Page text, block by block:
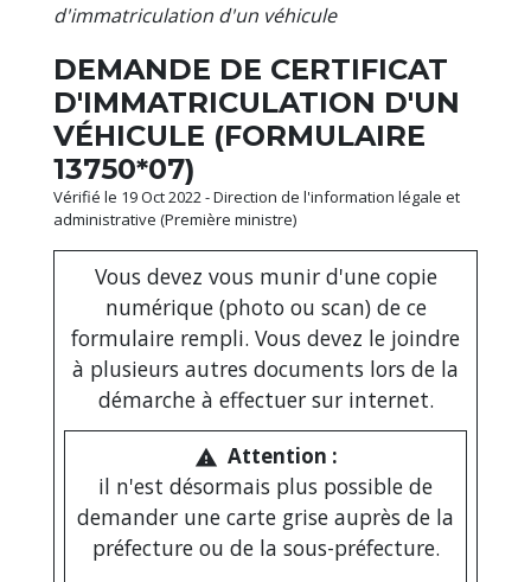
d'immatriculation d'un véhicule
DEMANDE DE CERTIFICAT
D'IMMATRICULATION D'UN
VÉHICULE (FORMULAIRE
13750*07)
Vérifié le 19 Oct 2022 - Direction de l'information légale et
administrative (Première ministre)
Vous devez vous munir d'une copie
numérique (photo ou scan) de ce
formulaire rempli. Vous devez le joindre
à plusieurs autres documents lors de la
démarche à effectuer sur internet.
warning Attention :
il n'est désormais plus possible de
demander une carte grise auprès de la
préfecture ou de la sous-préfecture.